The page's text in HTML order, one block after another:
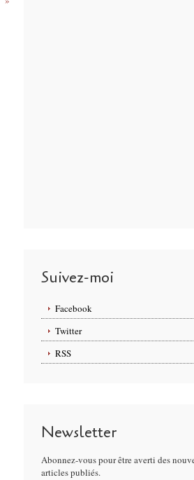
Suivez-moi
Facebook
Twitter
RSS
Newsletter
Abonnez-vous pour être averti des
articles publiés.